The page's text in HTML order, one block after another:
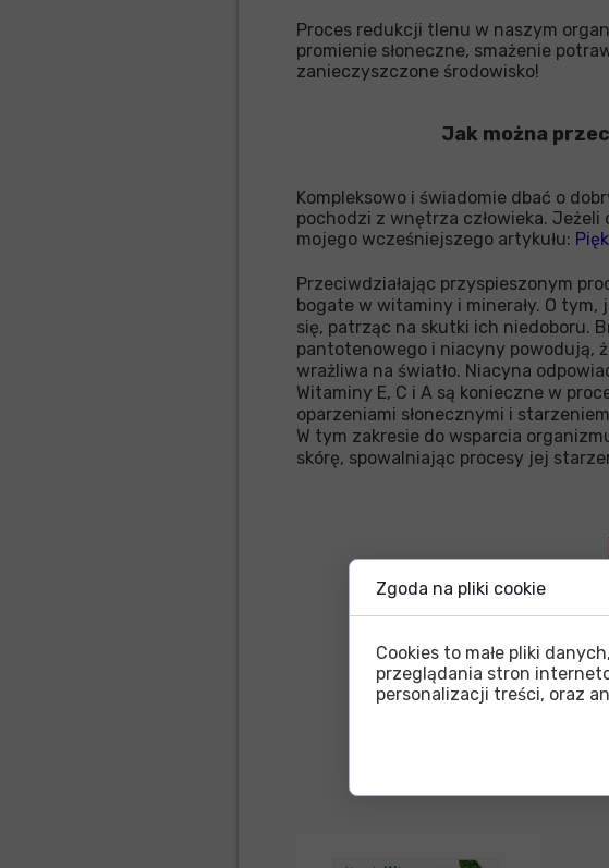
Proces redukcji tlenu w naszym
promienie słoneczne, smażenie
zanieczyszczone środowisko!
Jak można
Kompleksowo i świadomie dbać o
pochodzi z wnętrza człowieka.
mojego wcześniejszego artykułu:
Przeciwdziałając przyspieszonym
bogate w witaminy i minerały. O
się, patrząc na skutki ich niedoboru.
pantotenowego i niacyny powodują,
wrażliwa na światło. Niacyna
Witaminy E, C i A są konieczne w
oparzeniami słonecznymi i
W tym zakresie do wsparcia
skórę, spowalniając procesy jej
Zgoda na pliki cookie
Cookies to małe pliki
przeglądania stron
personalizacji treści, oraz